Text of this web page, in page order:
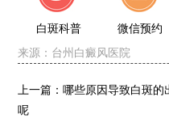
白斑科普 微信预约
来源： 台州白癜风医院
上一篇：哪些原因导致白斑的
呢